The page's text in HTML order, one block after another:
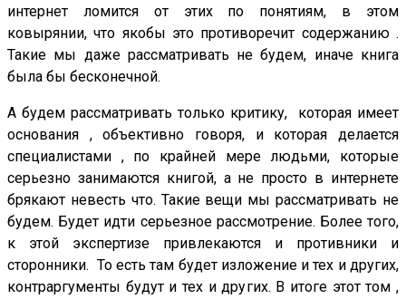
интернет ломится от этих по понятиям, в этом
ковырянии, что якобы это противоречит содержанию .
Такие мы даже рассматривать не будем, иначе книга
была бы бесконечной.
А будем рассматривать только критику, которая имеет
основания , объективно говоря, и которая делается
специалистами , по крайней мере людьми, которые
серьезно занимаются книгой, а не просто в интернете
брякают невесть что. Такие вещи мы рассматривать не
будем. Будет идти серьезное рассмотрение. Более того,
к этой экспертизе привлекаются и противники и
сторонники. То есть там будет изложение и тех и других,
контраргументы будут и тех и других. В итоге этот том ,